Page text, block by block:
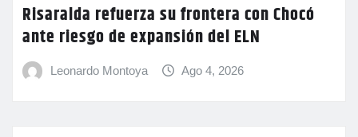
Risaralda refuerza su frontera con Chocó
ante riesgo de expansión del ELN
Leonardo Montoya Ago 4, 2026